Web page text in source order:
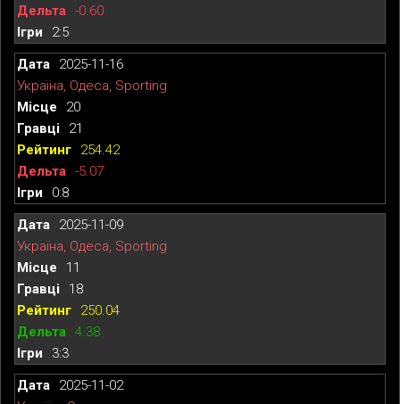
-0.60
2:5
2025-11-16
Україна, Одеса, Sporting
20
21
254.42
-5.07
0:8
2025-11-09
Україна, Одеса, Sporting
11
18
250.04
4.38
3:3
2025-11-02